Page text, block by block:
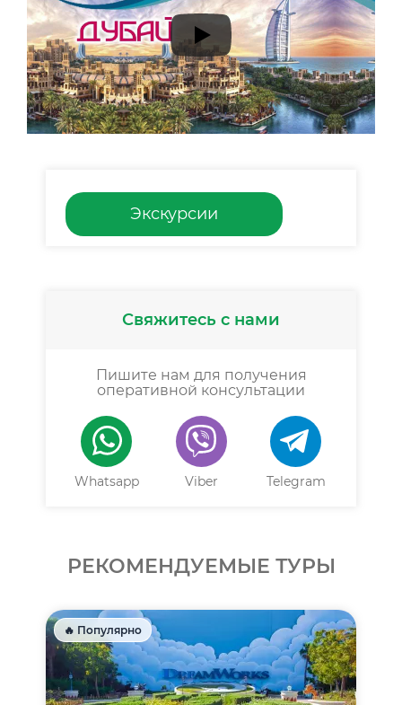
Экскурсии
Свяжитесь с нами
Пишите нам для получения
оперативной консультации
Whatsapp Viber Telegram
РЕКОМЕНДУЕМЫЕ ТУРЫ
🔥 Популярно